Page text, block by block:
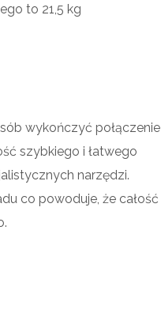
to 21,5 kg
wykończyć połączenie
szybkiego i łatwego
narzędzi.
co powoduje, że całość